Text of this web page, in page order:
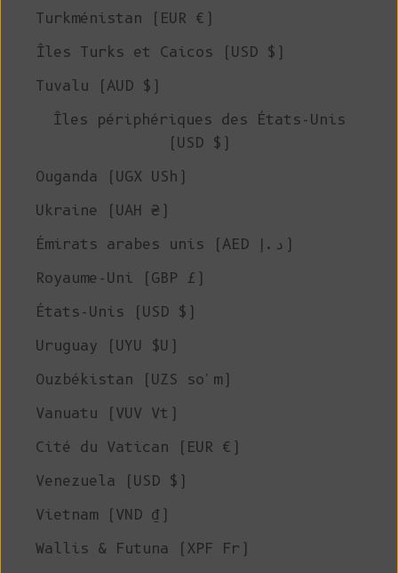
Turkménistan (EUR €)
Îles Turks et Caicos (USD $)
Tuvalu (AUD $)
Îles périphériques des États-Unis
(USD $)
Ouganda (UGX USh)
Ukraine (UAH ₴)
Émirats arabes unis (AED د.إ)
Royaume-Uni (GBP £)
États-Unis (USD $)
Uruguay (UYU $U)
Ouzbékistan (UZS so'm)
Vanuatu (VUV Vt)
Cité du Vatican (EUR €)
Venezuela (USD $)
Vietnam (VND ₫)
Wallis & Futuna (XPF Fr)